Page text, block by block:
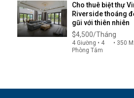
Cho thuê biệt thự
Riverside thoáng
gũi với thiên nhiên
$4,500/Tháng
4 Giường • 4
Phòng Tắm
• 350